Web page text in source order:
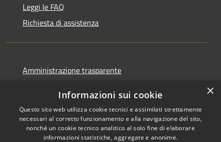
Leggi le FAQ
Richiesta di assistenza
Amministrazione trasparente
Dichiarazione di accessibilità
×
Informazioni sui cookie
Questo sito web utilizza cookie tecnici e assimilati strettamente
necessari al corretto funzionamento e alla navigazione del sito,
nonché un cookie tecnico analitico al solo fine di elaborare
informazioni statistiche, aggregate e anonime.